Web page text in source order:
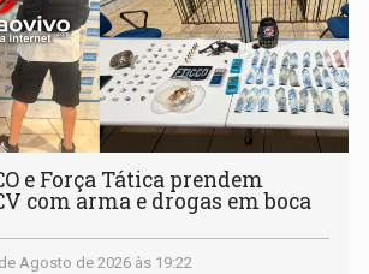
e Força Tática prendem
com arma e drogas em boca
Agosto de 2026 às 19:22